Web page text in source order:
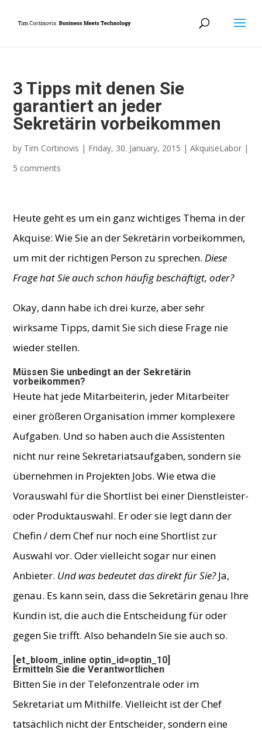
3 Tipps mit denen Sie
garantiert an jeder
Sekretärin vorbeikommen
by Tim Cortinovis | Friday, 30. January, 2015 |AkquiseLabor |
5 comments
Heute geht es um ein ganz wichtiges Thema in der
Akquise: Wie Sie an der Sekretärin vorbeikommen,
um mit der richtigen Person zu sprechen.Diese
Frage hat Sie auch schon häufig beschäftigt, oder?
Okay, dann habe ich drei kurze, aber sehr
wirksame Tipps,damit Sie sich diese Frage nie
wieder stellen.
Müssen Sie unbedingt an der Sekretärin
vorbeikommen?
Heute hat jede Mitarbeiterin, jeder Mitarbeiter
einer größeren Organisation immer komplexere
Aufgaben. Und so haben auch die Assistenten
nicht nur reine Sekretariatsaufgaben, sondern sie
übernehmen in Projekten Jobs. Wie etwa die
Vorauswahl für die Shortlist bei einer Dienstleister-
oder Produktauswahl. Er oder sie legt dann der
Chefin / dem Chef nur noch eine Shortlist zur
Auswahl vor. Oder vielleicht sogar nur einen
Anbieter. Und was bedeutet das direkt für Sie?Ja,
genau. Es kann sein, dass die Sekretärin genau Ihre
Kundin ist, die auch die Entscheidung für oder
gegen Sie trifft. Also behandeln Sie sie auch so.
[et_bloom_inline optin_id=optin_10]
Ermitteln Sie die Verantwortlichen
Bitten Sie in der Telefonzentrale oder im
Sekretariat um Mithilfe. Vielleicht ist der Chef
tatsächlich nicht der Entscheider, sondern eine